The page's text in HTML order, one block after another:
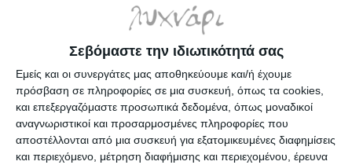
Σεβόμαστε την ιδιωτικότητά σας
Εμείς και οι συνεργάτες μας αποθηκεύουμε και/ή έχουμε
πρόσβαση σε πληροφορίες σε μια συσκευή, όπως τα cookies,
και επεξεργαζόμαστε προσωπικά δεδομένα, όπως μοναδικοί
αναγνωριστικοί και προσαρμοσμένες πληροφορίες που
αποστέλλονται από μια συσκευή για εξατομικευμένες διαφημίσεις
και περιεχόμενο, μέτρηση διαφήμισης και περιεχομένου, έρευνα
Κ.Π Καβάφης Σ: Ποιήματα
κρυμμένα, ατελή και πεζά
ποιήματα
Διαθέσιμο
15,93€
Κ.Π Καβάφης: Ποιήματα 1-
Διαθέσιμο
15,93€